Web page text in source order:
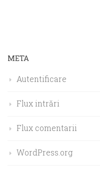
META
Autentificare
Flux intrări
Flux comentarii
WordPress.org